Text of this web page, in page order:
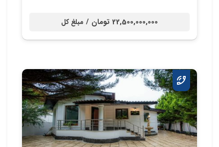
22,500,000,000 تومان / مبلغ کل